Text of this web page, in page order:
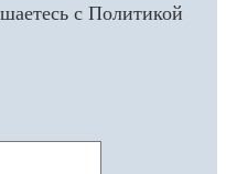
с Политикой